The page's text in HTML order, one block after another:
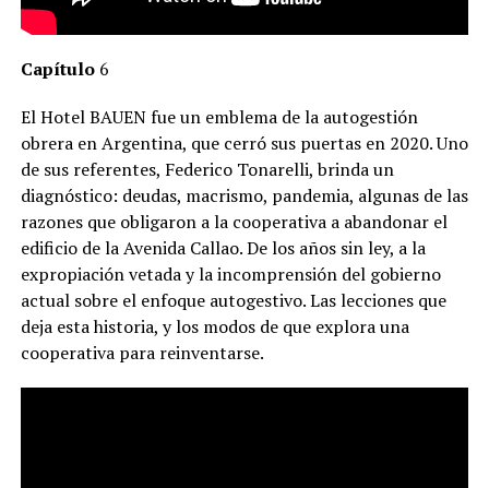
Capítulo 6
El Hotel BAUEN fue un emblema de la autogestión
obrera en Argentina, que cerró sus puertas en 2020. Uno
de sus referentes, Federico Tonarelli, brinda un
diagnóstico: deudas, macrismo, pandemia, algunas de las
razones que obligaron a la cooperativa a abandonar el
edificio de la Avenida Callao. De los años sin ley, a la
expropiación vetada y la incomprensión del gobierno
actual sobre el enfoque autogestivo. Las lecciones que
deja esta historia, y los modos de que explora una
cooperativa para reinventarse.